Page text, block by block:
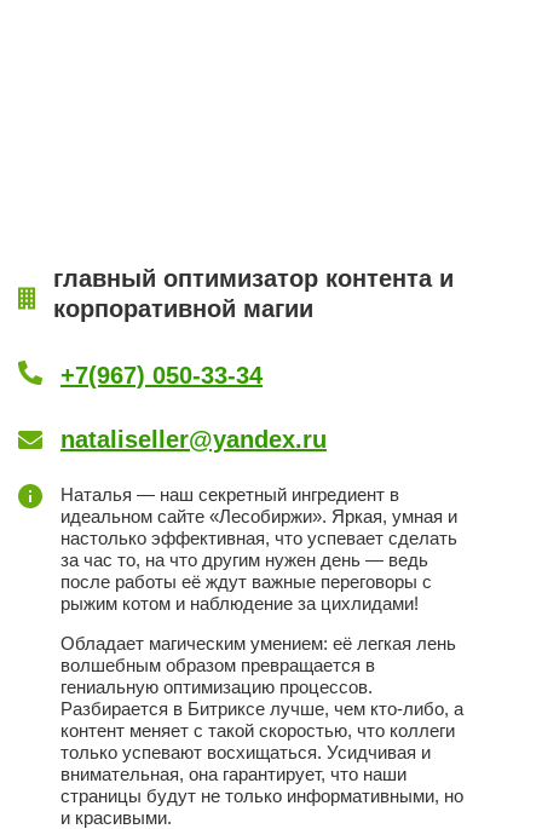
главный оптимизатор контента и
корпоративной магии
+7(967) 050-33-34
nataliseller@yandex.ru
Наталья — наш секретный ингредиент в
идеальном сайте «Лесобиржи». Яркая, умная и
настолько эффективная, что успевает сделать
за час то, на что другим нужен день — ведь
после работы её ждут важные переговоры с
рыжим котом и наблюдение за цихлидами!
Обладает магическим умением: её легкая лень
волшебным образом превращается в
гениальную оптимизацию процессов.
Разбирается в Битриксе лучше, чем кто-либо, а
контент меняет с такой скоростью, что коллеги
только успевают восхищаться. Усидчивая и
внимательная, она гарантирует, что наши
страницы будут не только информативными, но
и красивыми.